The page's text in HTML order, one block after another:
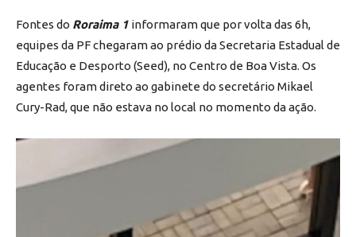
Fontes do Roraima 1 informaram que por volta das 6h,
equipes da PF chegaram ao prédio da Secretaria Estadual de
Educação e Desporto (Seed), no Centro de Boa Vista. Os
agentes foram direto ao gabinete do secretário Mikael
Cury-Rad, que não estava no local no momento da ação.